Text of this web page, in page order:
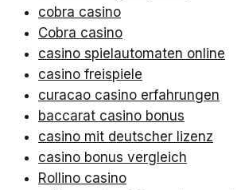
cobra casino
Cobra casino
casino spielautomaten online
casino freispiele
curacao casino erfahrungen
baccarat casino bonus
casino mit deutscher lizenz
casino bonus vergleich
Rollino casino